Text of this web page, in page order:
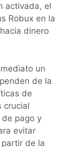
activada, el
Robux en la
dinero
un
de la
de
crucial
pago y
evitar
de la